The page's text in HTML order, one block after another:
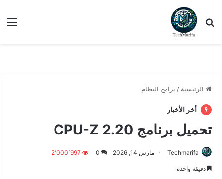
بحث عن
الرئيسية / برامج النظام
أخر الأخبار
تحميل برنامج CPU-Z 2.20
Techmarifa مارس 14, 2026 0 2٬000٬997
دقيقة واحدة